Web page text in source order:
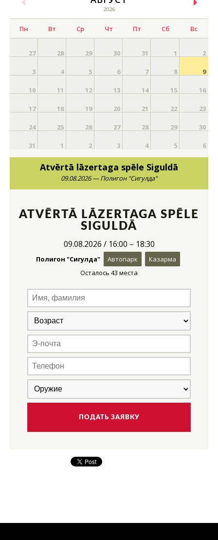
2026
Пн Вт Ср Чт Пт Сб Вс
27 28 29 30 31 1 2
3 4 5 6 7 8 9
10 11 12 13 14 15 16
17 18 19 20 21 22 23
24 25 26 27 28 29 30
31 1 2 3 4 5 6
Atvērtā lāzertaga spēle Siguldā
09.08.2026 — Полигон "Сигулда"
ATVĒRTĀ LĀZERTAGA SPĒLE
SIGULDĀ
09.08.2026 / 16:00 – 18:30
Полигон "Сигулда" Автопарк
Казарма
Осталось 43 места
ПОДАТЬ ЗАЯВКУ